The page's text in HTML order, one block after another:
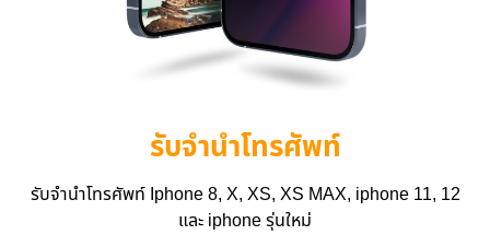
รับจำนำโทรศัพท์
รับจำนำโทรศัพท์ Iphone 8, X, XS, XS MAX, iphone 11, 12
และ iphone รุ่นใหม่